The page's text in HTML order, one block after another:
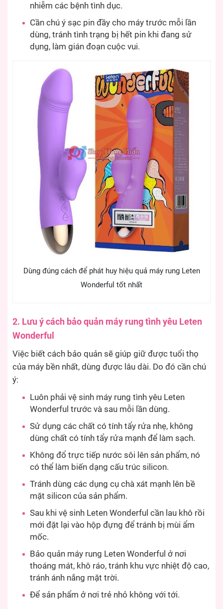
nhiễm các bệnh tình dục.
Cần chú ý sạc pin đầy cho máy trước mỗi lần
dùng, tránh tình trạng bị hết pin khi đang sử
dụng, làm gián đoạn cuộc vui.
Dùng đúng cách để phát huy hiệu quả máy rung Leten
Wonderful tốt nhất
2. Lưu ý cách bảo quản máy rung tình yêu Leten
Wonderful
Việc biết cách bảo quản sẽ giúp giữ được tuổi thọ
của máy bền nhất, dùng được lâu dài. Do đó cần chú
ý:
Luôn phải vệ sinh máy rung tình yêu Leten
Wonderful trước và sau mỗi lần dùng.
Sử dụng các chất có tính tẩy rửa nhẹ, không
dùng chất có tính tẩy rửa mạnh để làm sạch.
Không đổ trực tiếp nước sôi lên sản phẩm, nó
có thể làm biến dạng cấu trúc silicon.
Tránh dùng các dụng cụ chà xát mạnh lên bề
mặt silicon của sản phẩm.
Sau khi vệ sinh Leten Wonderful cần lau khô rồi
mới đặt lại vào hộp đựng để tránh bị mùi ẩm
mốc.
Bảo quản máy rung Leten Wonderful ở nơi
thoáng mát, khô ráo, tránh khu vực nhiệt độ cao,
tránh ánh nắng mặt trời.
Để sản phẩm ở nơi trẻ nhỏ không với tới.